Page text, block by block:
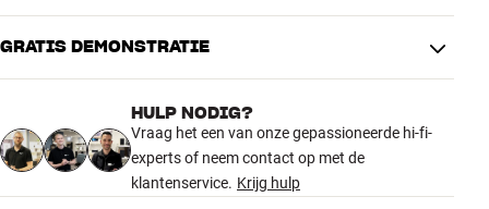
twijfelen, dan staan we natuurlijk altijd klaar om je te helpen.
leunen op de bank en genieten van een filmervaring waar geen
enkele soundbar-oplossing ooit bij in de buurt komt. Kom langs bij
HiFi Klubben en ervaar echte surround-thuisbioscoop. We beloven
dat je er geen spijt van krijgt!
4.7
736 recensies
5 546
GRATIS DEMONSTRATIE
HULP NODIG?
Vraag het een van onze gepassioneerde hi-fi-
experts of neem contact op met de
klantenservice. Krijg hulp